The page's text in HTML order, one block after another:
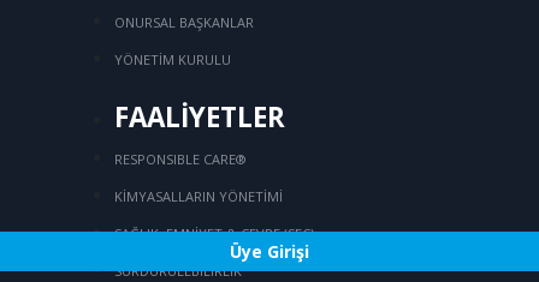
Üye Girişi
ONURSAL BAŞKANLAR
YÖNETİM KURULU
FAALİYETLER
RESPONSIBLE CARE®
KİMYASALLARIN YÖNETİMİ
SAĞLIK, EMNİYET & ÇEVRE (SEÇ)
SÜRDÜRÜLEBİLİRLİK